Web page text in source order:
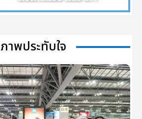
ภาพประทับใจ